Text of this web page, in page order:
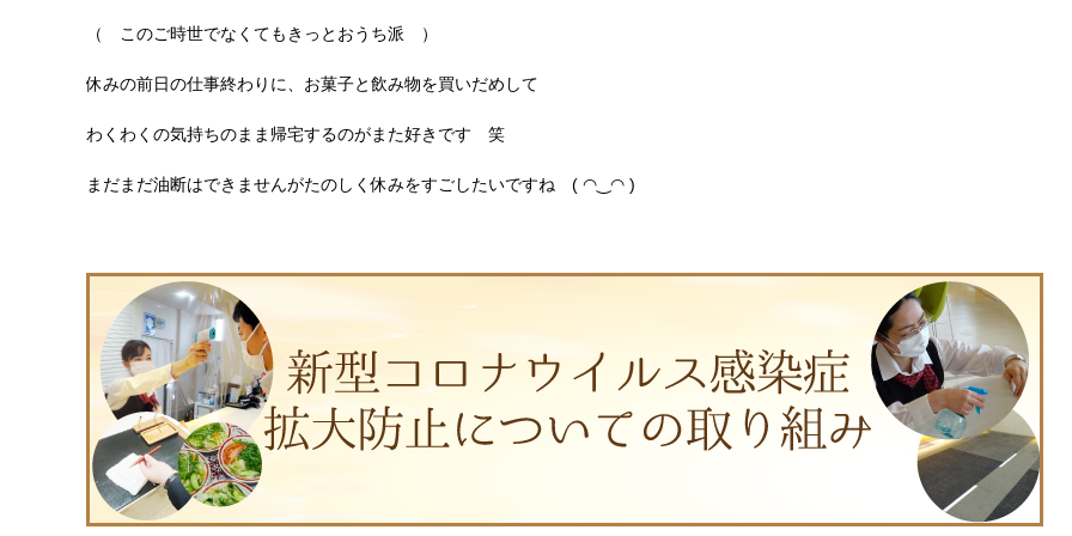
（ このご時世でなくてもきっとおうち派 ）
休みの前日の仕事終わりに、お菓子と飲み物を買いだめして
わくわくの気持ちのまま帰宅するのがまた好きです 笑
まだまだ油断はできませんがたのしく休みをすごしたいですね ( ◠‿◠ )